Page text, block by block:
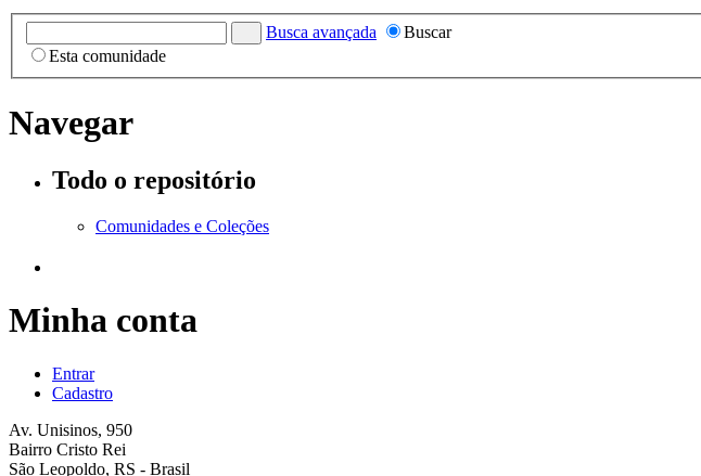
Busca avançada
Buscar
Esta comunidade
Navegar
Todo o repositório
Comunidades e Coleções
Minha conta
Entrar
Cadastro
Av. Unisinos, 950
Bairro Cristo Rei
São Leopoldo, RS - Brasil